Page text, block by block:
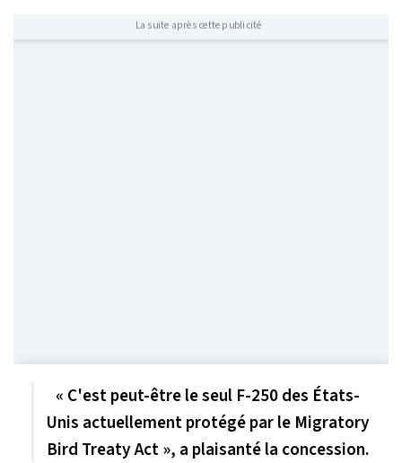
La suite après cette publicité
« C'est peut-être le seul F-250 des États-
Unis actuellement protégé par le Migratory
Bird Treaty Act», a plaisanté la concession.